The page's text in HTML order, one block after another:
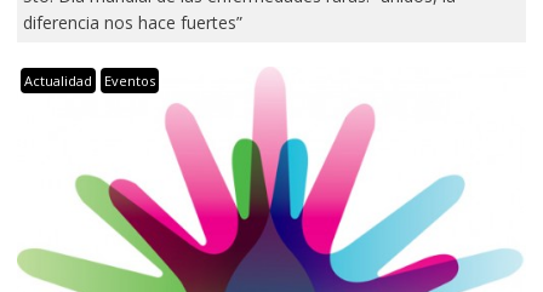
diferencia nos hace fuertes”
Actualidad Eventos